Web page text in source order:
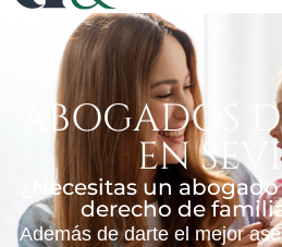
ABOGADOS
EN
¿Necesitas un
derecho de
Además de darte el mejor